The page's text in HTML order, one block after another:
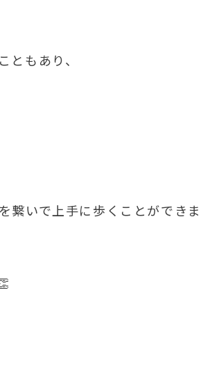
もあり、
繋いで上手に歩くことができ